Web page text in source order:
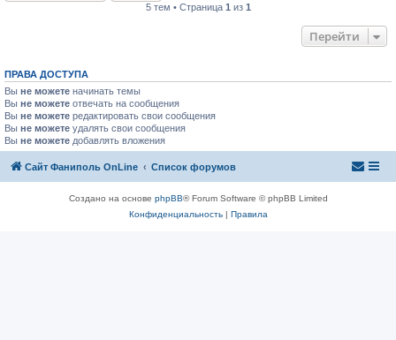
5 тем • Страница 1 из 1
Перейти
ПРАВА ДОСТУПА
Вы не можете начинать темы
Вы не можете отвечать на сообщения
Вы не можете редактировать свои сообщения
Вы не можете удалять свои сообщения
Вы не можете добавлять вложения
Сайт Фаниполь OnLine Список форумов
Создано на основе phpBB® Forum Software © phpBB Limited
Конфиденциальность| Правила